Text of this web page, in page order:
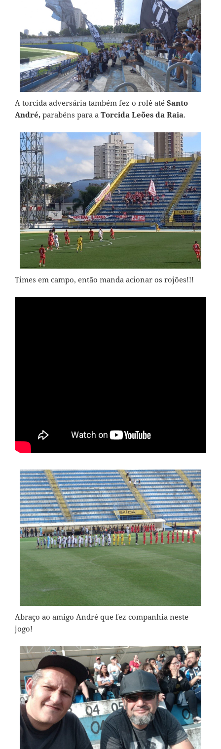
A torcida adversária também fez o rolê até Santo
André, parabéns para a Torcida Leões da Raia.
Times em campo, então manda acionar os rojões!!!
Abraço ao amigo André que fez companhia neste
jogo!